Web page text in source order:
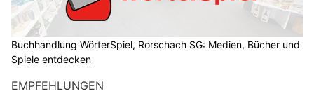
Buchhandlung WörterSpiel, Rorschach SG: Medien, Bücher und
Spiele entdecken
EMPFEHLUNGEN